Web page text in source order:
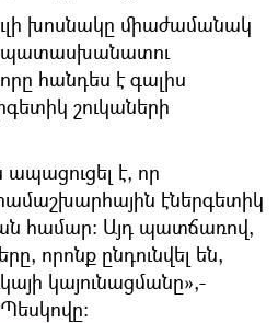
խոսնակը միաժամանակ
պատասխանատու
հանդես է գալիս
շուկաների
է, որ
էներգետիկ
համար: Այդ պատճառով,
որոնք ընդունվել են,
կայունացմանը»,-